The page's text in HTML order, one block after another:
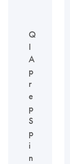
Q
I
A
p
r
e
p
S
p
i
n